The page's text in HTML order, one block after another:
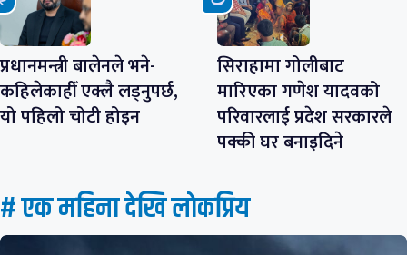
प्रधानमन्त्री बालेनले भने-
कहिलेकाहीँ एक्लै लड्नुपर्छ,
यो पहिलो चोटी होइन
सिराहामा गोलीबाट
मारिएका गणेश यादवको
परिवारलाई प्रदेश सरकारले
पक्की घर बनाइदिने
# एक महिना देखि लाेकप्रिय